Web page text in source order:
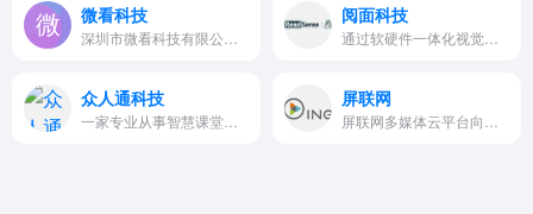
微看科技 阅面科技
众人通科技 屏联网